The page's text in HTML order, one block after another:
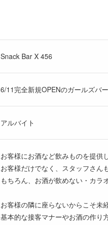
Snack Bar X 456
6/11完全新規OPENのガールズバ
アルバイト
お客様にお酒など飲みものを提供
お客様だけでなく、スタッフさん
もちろん、お酒が飲めない・カ
お客様の隣に座らないからこそ未
基本的な接客マナーやお酒の作り